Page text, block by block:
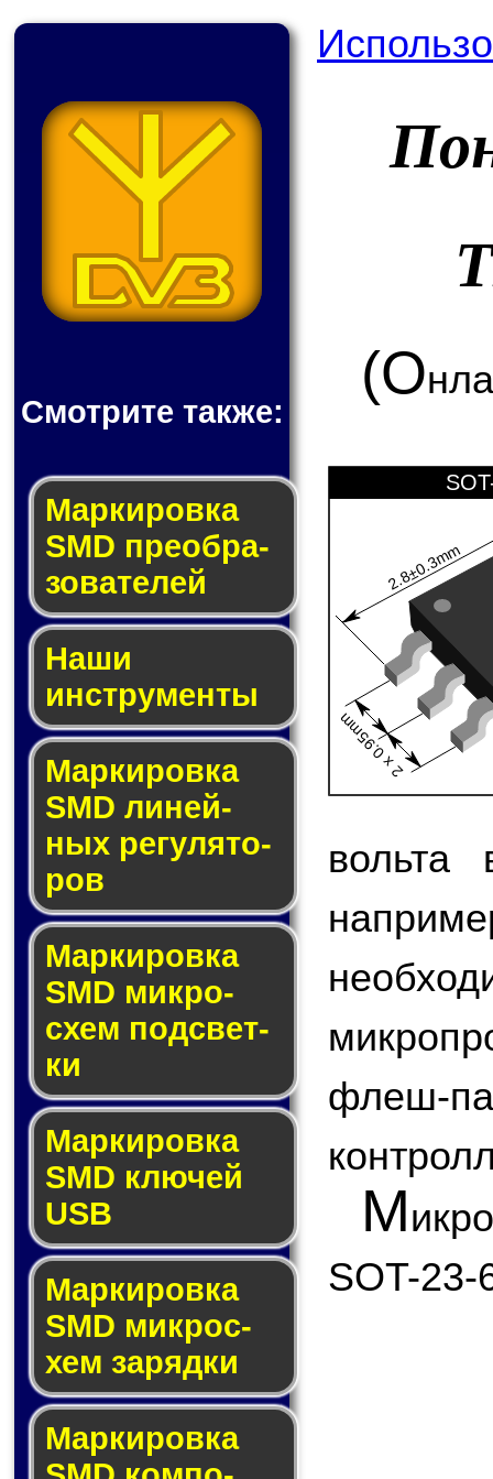
Смотрите также:
Мар­ки­ров­ка
SMD пре­об­ра­
зо­ва­те­лей
Наши
инструменты
Маркировка
SMD ли­ней­
ных ре­гу­ля­то­
ров
Маркировка
SMD мик­ро­
схем под­свет­
ки
Маркировка
SMD клю­чей
USB
Маркировка
SMD мик­рос­
хем за­ряд­ки
Маркировка
(О
2.8±0.3mm
2 x 0.95mm
вольта
М
SOT-23-